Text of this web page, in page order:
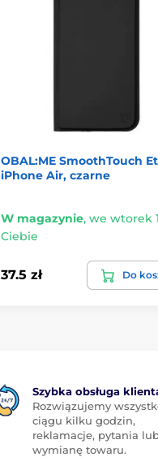
OBAL:ME SmoothTouch
iPhone Air, czarne
W magazynie, we wtorek
Ciebie
37.5 zł Do
Szybka obsługa
Rozwiązujemy
ciągu kilku godzin,
reklamacje, pytania
wymianę towaru.